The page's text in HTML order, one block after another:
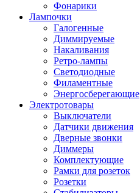
Фонарики
Лампочки
Галогенные
Диммируемые
Накаливания
Ретро-лампы
Светодиодные
Филаментные
Энергосберегающие
Электротовары
Выключатели
Датчики движения
Дверные звонки
Диммеры
Комплектующие
Рамки для розеток
Розетки